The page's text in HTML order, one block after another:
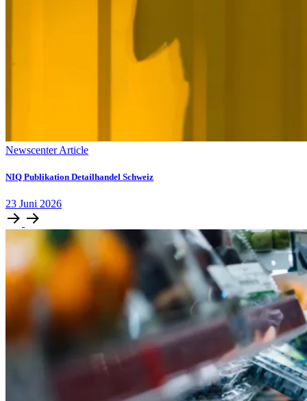
Newscenter Article
NIQ Publikation Detailhandel Schweiz
23 Juni 2026